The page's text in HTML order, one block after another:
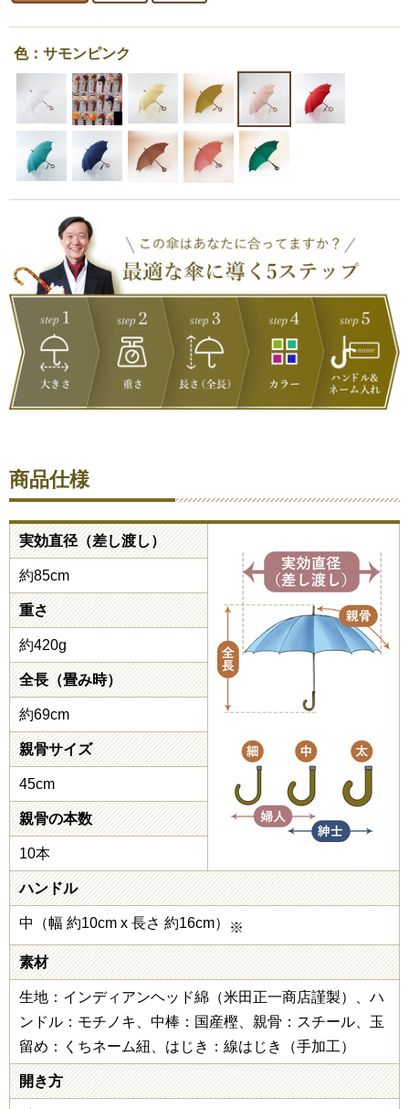
色：サモンピンク
商品仕様
実効直径（差し渡し）
約85cm
重さ
約420g
全長（畳み時）
約69cm
親骨サイズ
45cm
親骨の本数
10本
ハンドル
中（幅 約10cm x 長さ 約16cm） ※
素材
生地：インディアンヘッド綿（米田正一商店謹製）、ハ
ンドル：モチノキ、中棒：国産樫、親骨：スチール、玉
留め：くちネーム紐、はじき：線はじき（手加工）
開き方